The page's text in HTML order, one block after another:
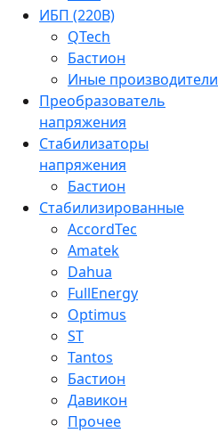
ИБП (220В)
QTech
Бастион
Иные производители
Преобразователь
напряжения
Стабилизаторы
напряжения
Бастион
Стабилизированные
AccordTec
Amatek
Dahua
FullEnergy
Optimus
ST
Tantos
Бастион
Давикон
Прочее